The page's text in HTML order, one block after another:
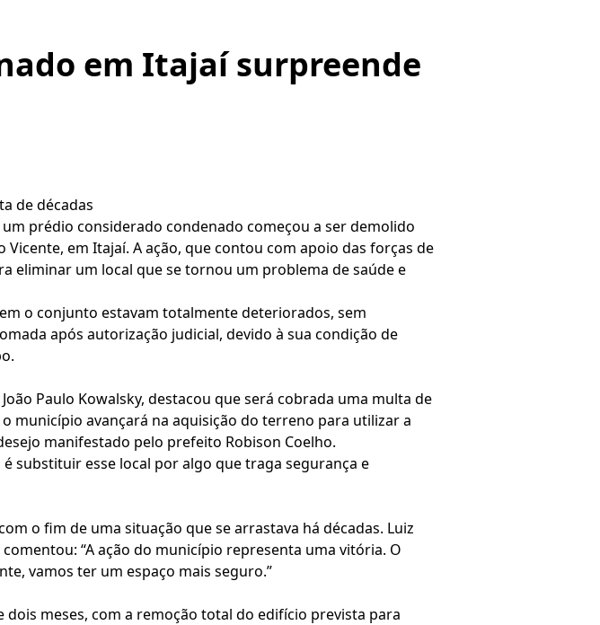
em Itajaí surpreende
de décadas
prédio considerado condenado começou a ser demolido
em Itajaí. A ação, que contou com apoio das forças de
eliminar um local que se tornou um problema de saúde e
o conjunto estavam totalmente deteriorados, sem
após autorização judicial, devido à sua condição de
Paulo Kowalsky, destacou que será cobrada uma multa de
município avançará na aquisição do terreno para utilizar a
manifestado pelo prefeito Robison Coelho.
substituir esse local por algo que traga segurança e
o fim de uma situação que se arrastava há décadas. Luiz
“A ação do município representa uma vitória. O
vamos ter um espaço mais seguro.”
meses, com a remoção total do edifício prevista para